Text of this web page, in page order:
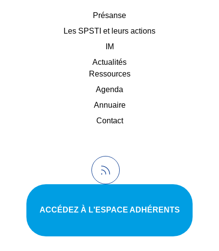
Présanse
Les SPSTI et leurs actions
IM
Actualités
Ressources
Agenda
Annuaire
Contact
ACCÉDEZ À L'ESPACE ADHÉRENTS